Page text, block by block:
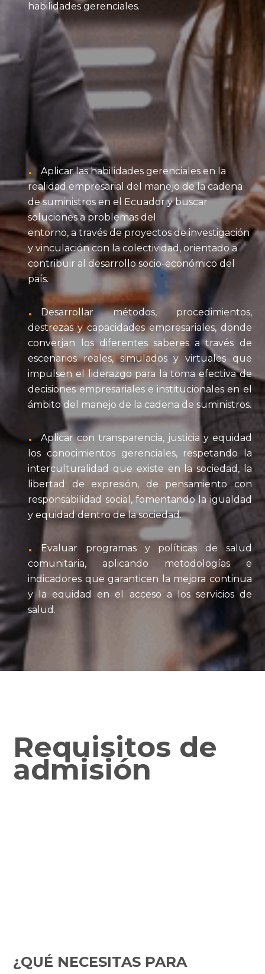
habilidades gerenciales.
Aplicar las habilidades gerenciales en la
realidad empresarial del manejo de la cadena
de suministros en el Ecuador y buscar
soluciones a problemas del
entorno, a través de proyectos de investigación
y vinculación con la colectividad, orientado a
contribuir al desarrollo socio-económico del
país.
Desarrollar métodos, procedimientos,
destrezas y capacidades empresariales, donde
converjan los diferentes saberes a través de
escenarios reales, simulados y virtuales que
impulsen el liderazgo para la toma efectiva de
decisiones empresariales e institucionales en el
ámbito del manejo de la cadena de suministros.
Aplicar con transparencia, justicia y equidad
los conocimientos gerenciales, respetando la
interculturalidad que existe en la sociedad, la
libertad de expresión, de pensamiento con
responsabilidad social, fomentando la igualdad
y equidad dentro de la sociedad.
Evaluar programas y políticas de salud
comunitaria, aplicando metodologías e
indicadores que garanticen la mejora continua
y la equidad en el acceso a los servicios de
salud.
Requisitos de
admisión
¿QUÉ NECESITAS PARA